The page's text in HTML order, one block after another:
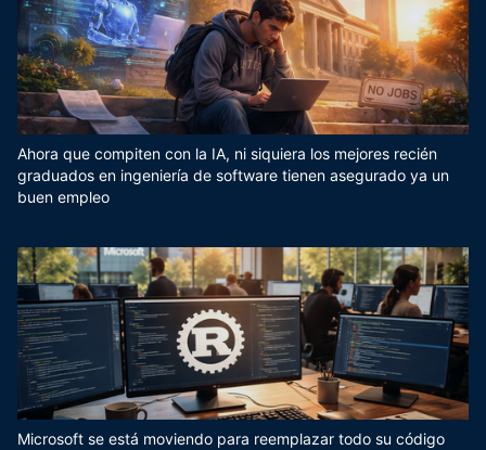
Ahora que compiten con la IA, ni siquiera los mejores recién
graduados en ingeniería de software tienen asegurado ya un
buen empleo
Microsoft se está moviendo para reemplazar todo su código